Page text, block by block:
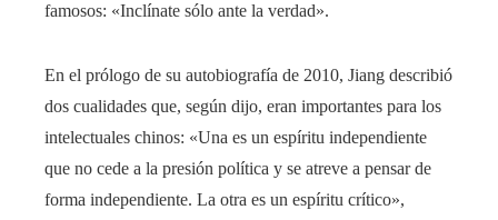
famosos: «Inclínate sólo ante la verdad».
En el prólogo de su autobiografía de 2010, Jiang describió
dos cualidades que, según dijo, eran importantes para los
intelectuales chinos: «Una es un espíritu independiente
que no cede a la presión política y se atreve a pensar de
forma independiente. La otra es un espíritu crítico»,